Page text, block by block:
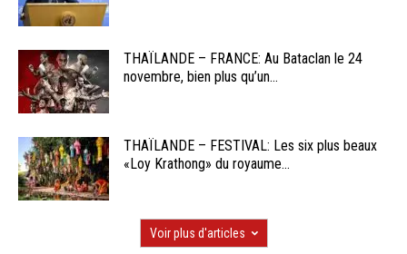
THAÏLANDE – FRANCE: Au Bataclan le 24
novembre, bien plus qu’un...
THAÏLANDE – FESTIVAL: Les six plus beaux
«Loy Krathong» du royaume...
Voir plus d'articles